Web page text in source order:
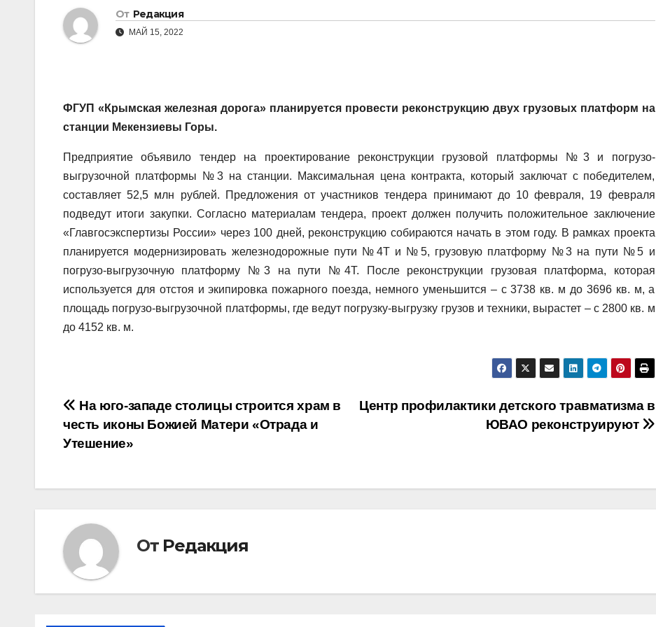
От Редакция
МАЙ 15, 2022
ФГУП «Крымская железная дорога» планируется провести реконструкцию двух грузовых платформ на
станции Мекензиевы Горы.
Предприятие объявило тендер на проектирование реконструкции грузовой платформы №3 и погрузо-
выгрузочной платформы №3 на станции. Максимальная цена контракта, который заключат с победителем,
составляет 52,5 млн рублей. Предложения от участников тендера принимают до 10 февраля, 19 февраля
подведут итоги закупки. Согласно материалам тендера, проект должен получить положительное заключение
«Главгосэкспертизы России» через 100 дней, реконструкцию собираются начать в этом году. В рамках проекта
планируется модернизировать железнодорожные пути №4Т и №5, грузовую платформу №3 на пути №5 и
погрузо-выгрузочную платформу №3 на пути №4Т. После реконструкции грузовая платформа, которая
используется для отстоя и экипировка пожарного поезда, немного уменьшится – с 3738 кв. м до 3696 кв. м, а
площадь погрузо-выгрузочной платформы, где ведут погрузку-выгрузку грузов и техники, вырастет – с 2800 кв. м
до 4152 кв. м.
Навигация
по
Центр профилактики детского травматизма в
ЮВАО реконструируют
На юго-западе столицы строится храм в
честь иконы Божией Матери «Отрада и
Утешение»
От Редакция